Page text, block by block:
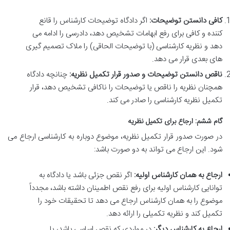
کافی دانستن توضیحات: اگر دادگاه توضیحات کارشناس را قانع
کننده و کافی برای رفع ابهامات تشخیص دهد، دادرسی را ادامه می
دهد و نظریه کارشناسی (با توضیحات الحاقی) را ملاک تصمیم گیری
های بعدی قرار می دهد.
ناقص دانستن توضیحات و صدور قرار تکمیل نظریه: چنانچه دادگاه
همچنان نظریه را ناقص یا توضیحات را ناکافی تشخیص دهد، قرار
تکمیل نظریه کارشناسی را صادر می کند.
گام ششم: ارجاع برای تکمیل نظریه
در صورت صدور قرار تکمیل نظریه، موضوع دوباره به کارشناسی ارجاع می
شود. این ارجاع می تواند به دو صورت باشد:
ارجاع به همان کارشناس اولیه: اگر نقص جزئی باشد یا دادگاه به
توانایی کارشناس اولیه برای رفع نقص اطمینان داشته باشد، مجدداً
موضوع را به همان کارشناس ارجاع می دهد تا تحقیقات خود را
تکمیل کند و نظریه تکمیلی را ارائه دهد.